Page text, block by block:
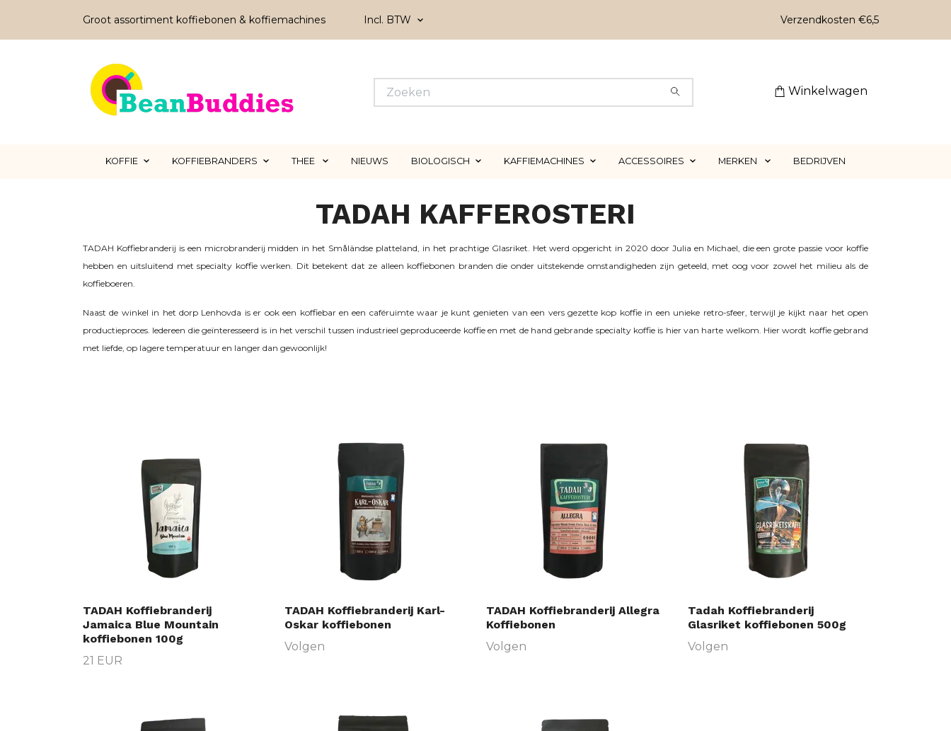
Groot assortiment koffiebonen & koffiemachines Incl. BTW Verzendkosten €6,5
Winkelwagen
KOFFIE KOFFIEBRANDERS THEE NIEUWS BIOLOGISCH KAFFIEMACHINES ACCESSOIRES MERKEN BEDRIJVEN
TADAH KAFFEROSTERI
TADAH Koffiebranderij is een microbranderij midden in het Småländse platteland, in het prachtige Glasriket. Het werd opgericht in 2020 door Julia en Michael, die een grote passie voor koffie
hebben en uitsluitend met specialty koffie werken. Dit betekent dat ze alleen koffiebonen branden die onder uitstekende omstandigheden zijn geteeld, met oog voor zowel het milieu als de
koffieboeren.
Naast de winkel in het dorp Lenhovda is er ook een koffiebar en een caféruimte waar je kunt genieten van een vers gezette kop koffie in een unieke retro-sfeer, terwijl je kijkt naar het open
productieproces. Iedereen die geïnteresseerd is in het verschil tussen industrieel geproduceerde koffie en met de hand gebrande specialty koffie is hier van harte welkom. Hier wordt koffie gebrand
met liefde, op lagere temperatuur en langer dan gewoonlijk!
TADAH Koffiebranderij
Jamaica Blue Mountain
koffiebonen 100g
21 EUR
TADAH Koffiebranderij Karl-
Oskar koffiebonen
Volgen
TADAH Koffiebranderij Allegra
Koffiebonen
Volgen
Tadah Koffiebranderij
Glasriket koffiebonen 500g
Volgen